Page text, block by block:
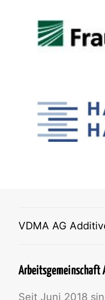
VDMA AG
Arbeitsgemeinschaft
Seit Juni 2018